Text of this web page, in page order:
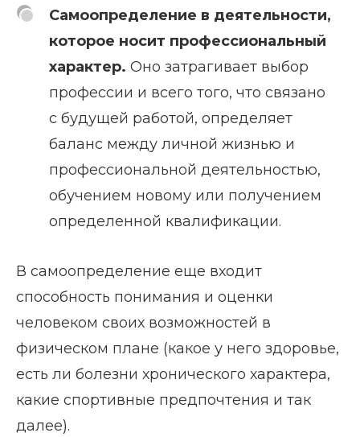
Самоопределение в деятельности,
которое носит профессиональный
характер. Оно затрагивает выбор
профессии и всего того, что связано
с будущей работой, определяет
баланс между личной жизнью и
профессиональной деятельностью,
обучением новому или получением
определенной квалификации.
В самоопределение еще входит
способность понимания и оценки
человеком своих возможностей в
физическом плане (какое у него здоровье,
есть ли болезни хронического характера,
какие спортивные предпочтения и так
далее).